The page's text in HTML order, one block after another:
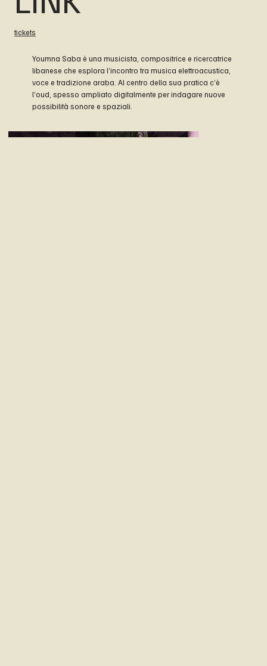
tickets
Youmna Saba è una musicista, compositrice e ricercatrice
libanese che esplora l’incontro tra musica elettroacustica,
voce e tradizione araba. Al centro della sua pratica c’è
l’oud, spesso ampliato digitalmente per indagare nuove
possibilità sonore e spaziali.